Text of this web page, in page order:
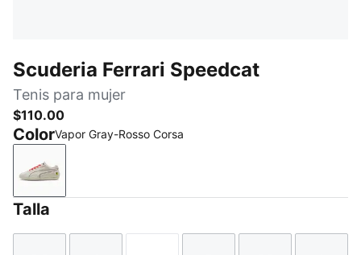
Scuderia Ferrari Speedcat
Tenis para mujer
$110.00
ColorVapor Gray-Rosso Corsa
Vapor Gray-Rosso Corsa
Talla